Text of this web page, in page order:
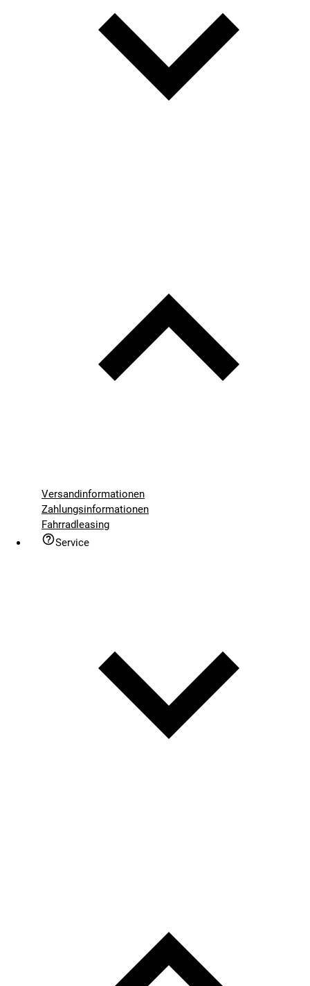
Versandinformationen
Zahlungsinformationen
Fahrradleasing
Service